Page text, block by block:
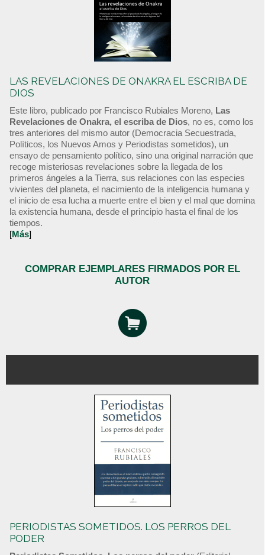
LAS REVELACIONES DE ONAKRA EL ESCRIBA DE
DIOS
Este libro, publicado por Francisco Rubiales Moreno, Las
Revelaciones de Onakra, el escriba de Dios, no es, como los
tres anteriores del mismo autor (Democracia Secuestrada,
Políticos, los Nuevos Amos y Periodistas sometidos), un
ensayo de pensamiento político, sino una original narración que
recoge misteriosas revelaciones sobre la llegada de los
primeros ángeles a la Tierra, sus relaciones con las especies
vivientes del planeta, el nacimiento de la inteligencia humana y
el inicio de esa lucha a muerte entre el bien y el mal que domina
la existencia humana, desde el principio hasta el final de los
tiempos.
[Más]
COMPRAR EJEMPLARES FIRMADOS POR EL
AUTOR
PERIODISTAS SOMETIDOS. LOS PERROS DEL
PODER